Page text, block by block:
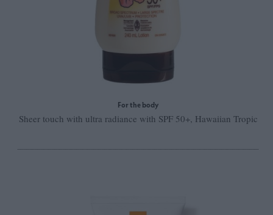
For the body
Sheer touch with ultra radiance with SPF 50+, Hawaiian Tropic